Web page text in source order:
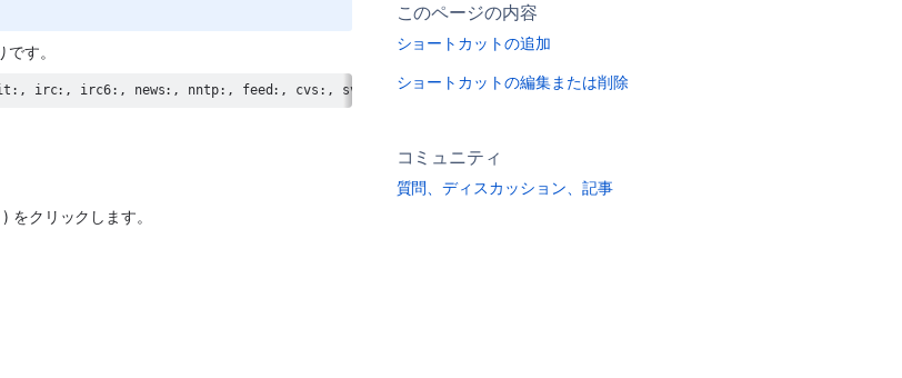
す。
irc6:, news:, nntp:, feed:, cvs:, svn:, mvn:, ssh:, itms:, notes:, smb:, hipchat:
) をクリックします。
このページの内容
ショートカットの追加
ショートカットの編集または削除
コミュニティ
質問、ディスカッション、記事